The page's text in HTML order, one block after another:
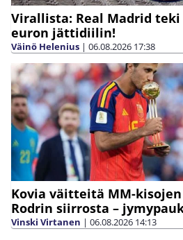
Virallista: Real Madrid
euron jättidiilin!
Väinö Helenius | 06.08.2026 17:38
Kovia väitteitä MM-
Rodrin siirrosta –
Vinski Virtanen | 06.08.2026 14:13